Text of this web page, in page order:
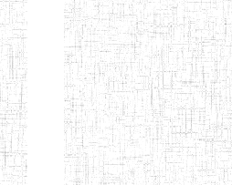
Etablissements
d'enseignement
normal
ENI